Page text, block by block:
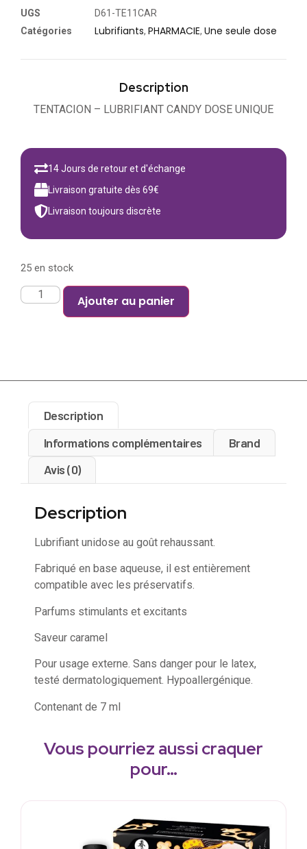
UGS
D61-TE11CAR
Catégories
Lubrifiants, PHARMACIE, Une seule dose
Description
TENTACION – LUBRIFIANT CANDY DOSE UNIQUE
14 Jours de retour et d'échange
Livraison gratuite dès 69€
Livraison toujours discrète
25 en stock
Ajouter au panier
Description
Informations complémentaires
Brand
Avis (0)
Description
Lubrifiant unidose au goût rehaussant.
Fabriqué en base aqueuse, il est entièrement
compatible avec les préservatifs.
Parfums stimulants et excitants
Saveur caramel
Pour usage externe. Sans danger pour le latex,
testé dermatologiquement. Hypoallergénique.
Contenant de 7 ml
Vous pourriez aussi craquer
pour…